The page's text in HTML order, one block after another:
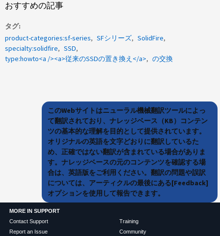
おすすめの記事
タグ
product-categories:sf-series
SFシリーズ
SolidFire
specialty:solidfire
SSD
type:howto<a /><a>従来のSSDの置き換え</a>
の交換
このWebサイトはニューラル機械翻訳ツールによっ
て翻訳されており、ナレッジベース（KB）コンテン
ツの基本的な理解を目的として提供されています。
オリジナルの英語を文字どおりに翻訳しているた
め、正確ではない翻訳が含まれている場合がありま
す。ナレッジベースの元のコンテンツを確認する場
合は、英語版をご利用ください。翻訳の問題や誤訳
については、アーティクルの最後にある[Feedback]
オプションを使用して報告できます。
MORE IN SUPPORT
Contact Support
Report an Issue
Training
Community